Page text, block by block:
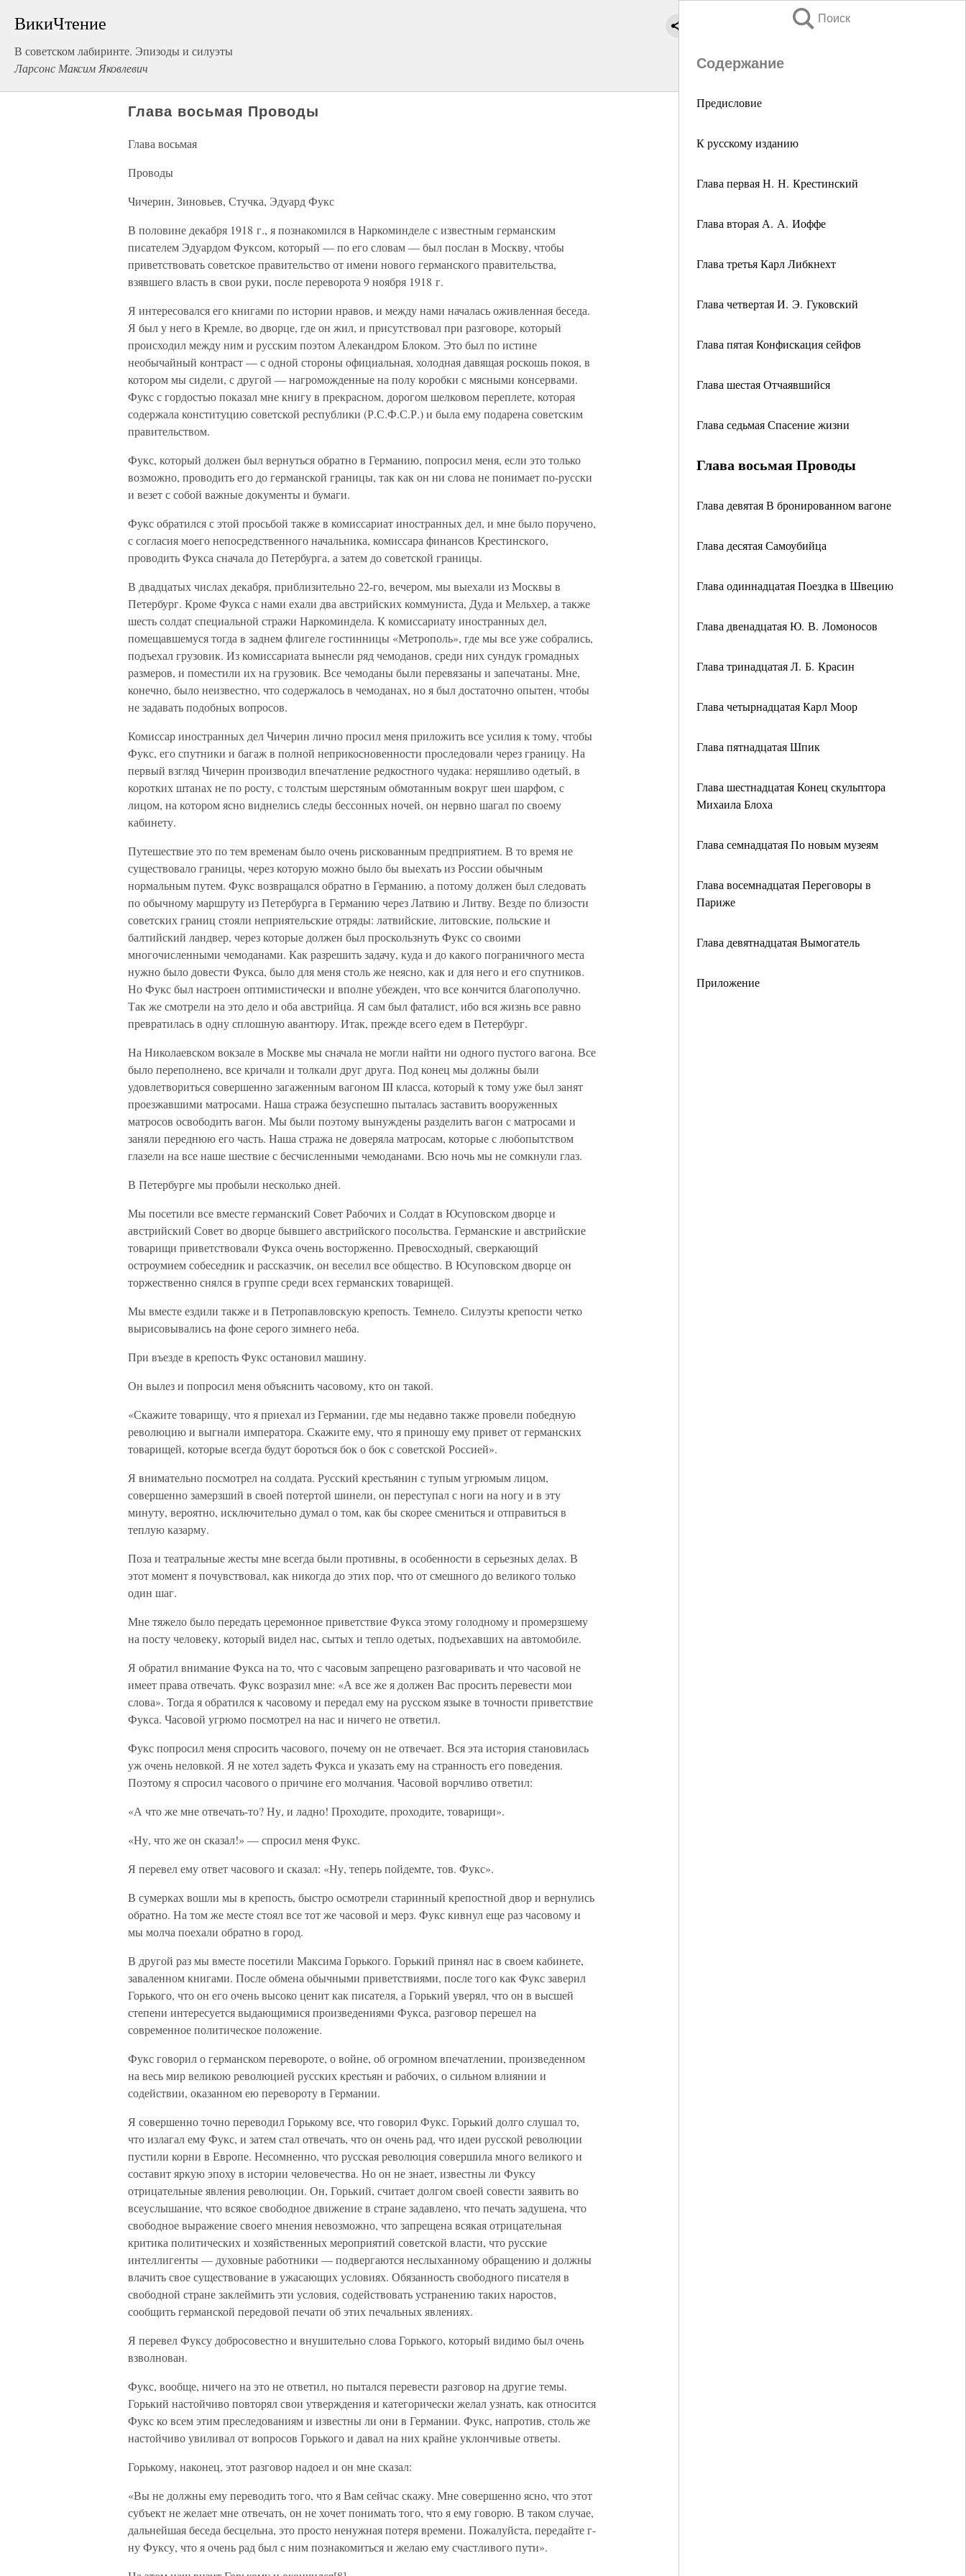
ВикиЧтение
В советском лабиринте. Эпизоды и силуэты
Ларсонс Максим Яковлевич
Поиск
Содержание
Предисловие
К русскому изданию
Глава первая Н. Н. Крестинский
Глава вторая А. А. Иоффе
Глава третья Карл Либкнехт
Глава четвертая И. Э. Гуковский
Глава пятая Конфискация сейфов
Глава шестая Отчаявшийся
Глава седьмая Спасение жизни
Глава восьмая Проводы
Глава девятая В бронированном вагоне
Глава десятая Самоубийца
Глава одиннадцатая Поездка в Швецию
Глава двенадцатая Ю. В. Ломоносов
Глава тринадцатая Л. Б. Красин
Глава четырнадцатая Карл Моор
Глава пятнадцатая Шпик
Глава шестнадцатая Конец скульптора
Михаила Блоха
Глава семнадцатая По новым музеям
Глава восемнадцатая Переговоры в
Париже
Глава девятнадцатая Вымогатель
Приложение
Глава восьмая Проводы
Глава восьмая
Проводы
Чичерин, Зиновьев, Стучка, Эдуард Фукс
В половине декабря 1918 г., я познакомился в Наркоминделе с известным германским
писателем Эдуардом Фуксом, который — по его словам — был послан в Москву, чтобы
приветствовать советское правительство от имени нового германского правительства,
взявшего власть в свои руки, после переворота 9 ноября 1918 г.
Я интересовался его книгами по истории нравов, и между нами началась оживленная беседа.
Я был у него в Кремле, во дворце, где он жил, и присутствовал при разговоре, который
происходил между ним и русским поэтом Алекандром Блоком. Это был по истине
необычайный контраст — с одной стороны официальная, холодная давящая роскошь покоя, в
котором мы сидели, с другой — нагроможденные на полу коробки с мясными консервами.
Фукс с гордостью показал мне книгу в прекрасном, дорогом шелковом переплете, которая
содержала конституцию советской республики (Р.С.Ф.С.Р.) и была ему подарена советским
правительством.
Фукс, который должен был вернуться обратно в Германию, попросил меня, если это только
возможно, проводить его до германской границы, так как он ни слова не понимает по-русски
и везет с собой важные документы и бумаги.
Фукс обратился с этой просьбой также в комиссариат иностранных дел, и мне было поручено,
с согласия моего непосредственного начальника, комиссара финансов Крестинского,
проводить Фукса сначала до Петербурга, а затем до советской границы.
В двадцатых числах декабря, приблизительно 22-го, вечером, мы выехали из Москвы в
Петербург. Кроме Фукса с нами ехали два австрийских коммуниста, Дуда и Мельхер, а также
шесть солдат специальной стражи Наркоминдела. К комиссариату иностранных дел,
помещавшемуся тогда в заднем флигеле гостинницы «Метрополь», где мы все уже собрались,
подъехал грузовик. Из комиссариата вынесли ряд чемоданов, среди них сундук громадных
размеров, и поместили их на грузовик. Все чемоданы были перевязаны и запечатаны. Мне,
конечно, было неизвестно, что содержалось в чемоданах, но я был достаточно опытен, чтобы
не задавать подобных вопросов.
Комиссар иностранных дел Чичерин лично просил меня приложить все усилия к тому, чтобы
Фукс, его спутники и багаж в полной неприкосновенности проследовали через границу. На
первый взгляд Чичерин производил впечатление редкостного чудака: неряшливо одетый, в
коротких штанах не по росту, с толстым шерстяным обмотанным вокруг шеи шарфом, с
лицом, на котором ясно виднелись следы бессонных ночей, он нервно шагал по своему
кабинету.
Путешествие это по тем временам было очень рискованным предприятием. В то время не
существовало границы, через которую можно было бы выехать из России обычным
нормальным путем. Фукс возвращался обратно в Германию, а потому должен был следовать
по обычному маршруту из Петербурга в Германию через Латвию и Литву. Везде по близости
советских границ стояли неприятельские отряды: латвийские, литовские, польские и
балтийский ландвер, через которые должен был проскользнуть Фукс со своими
многочисленными чемоданами. Как разрешить задачу, куда и до какого пограничного места
нужно было довести Фукса, было для меня столь же неясно, как и для него и его спутников.
Но Фукс был настроен оптимистически и вполне убежден, что все кончится благополучно.
Так же смотрели на это дело и оба австрийца. Я сам был фаталист, ибо вся жизнь все равно
превратилась в одну сплошную авантюру. Итак, прежде всего едем в Петербург.
На Николаевском вокзале в Москве мы сначала не могли найти ни одного пустого вагона. Все
было переполнено, все кричали и толкали друг друга. Под конец мы должны были
удовлетвориться совершенно загаженным вагоном III класса, который к тому уже был занят
проезжавшими матросами. Наша стража безуспешно пыталась заставить вооруженных
матросов освободить вагон. Мы были поэтому вынуждены разделить вагон с матросами и
заняли переднюю его часть. Наша стража не доверяла матросам, которые с любопытством
глазели на все наше шествие с бесчисленными чемоданами. Всю ночь мы не сомкнули глаз.
В Петербурге мы пробыли несколько дней.
Мы посетили все вместе германский Совет Рабочих и Солдат в Юсуповском дворце и
австрийский Совет во дворце бывшего австрийского посольства. Германские и австрийские
товарищи приветствовали Фукса очень восторженно. Превосходный, сверкающий
остроумием собеседник и рассказчик, он веселил все общество. В Юсуповском дворце он
торжественно снялся в группе среди всех германских товарищей.
Мы вместе ездили также и в Петропавловскую крепость. Темнело. Силуэты крепости четко
вырисовывались на фоне серого зимнего неба.
При въезде в крепость Фукс остановил машину.
Он вылез и попросил меня объяснить часовому, кто он такой.
«Скажите товарищу, что я приехал из Германии, где мы недавно также провели победную
революцию и выгнали императора. Скажите ему, что я приношу ему привет от германских
товарищей, которые всегда будут бороться бок о бок с советской Россией».
Я внимательно посмотрел на солдата. Русский крестьянин с тупым угрюмым лицом,
совершенно замерзший в своей потертой шинели, он переступал с ноги на ногу и в эту
минуту, вероятно, исключительно думал о том, как бы скорее смениться и отправиться в
теплую казарму.
Поза и театральные жесты мне всегда были противны, в особенности в серьезных делах. В
этот момент я почувствовал, как никогда до этих пор, что от смешного до великого только
один шаг.
Мне тяжело было передать церемонное приветствие Фукса этому голодному и промерзшему
на посту человеку, который видел нас, сытых и тепло одетых, подъехавших на автомобиле.
Я обратил внимание Фукса на то, что с часовым запрещено разговаривать и что часовой не
имеет права отвечать. Фукс возразил мне: «А все же я должен Вас просить перевести мои
слова». Тогда я обратился к часовому и передал ему на русском языке в точности приветствие
Фукса. Часовой угрюмо посмотрел на нас и ничего не ответил.
Фукс попросил меня спросить часового, почему он не отвечает. Вся эта история становилась
уж очень неловкой. Я не хотел задеть Фукса и указать ему на странность его поведения.
Поэтому я спросил часового о причине его молчания. Часовой ворчливо ответил:
«А что же мне отвечать-то? Ну, и ладно! Проходите, проходите, товарищи».
«Ну, что же он сказал!» — спросил меня Фукс.
Я перевел ему ответ часового и сказал: «Ну, теперь пойдемте, тов. Фукс».
В сумерках вошли мы в крепость, быстро осмотрели старинный крепостной двор и вернулись
обратно. На том же месте стоял все тот же часовой и мерз. Фукс кивнул еще раз часовому и
мы молча поехали обратно в город.
В другой раз мы вместе посетили Максима Горького. Горький принял нас в своем кабинете,
заваленном книгами. После обмена обычными приветствиями, после того как Фукс заверил
Горького, что он его очень высоко ценит как писателя, а Горький уверял, что он в высшей
степени интересуется выдающимися произведениями Фукса, разговор перешел на
современное политическое положение.
Фукс говорил о германском перевороте, о войне, об огромном впечатлении, произведенном
на весь мир великою революцией русских крестьян и рабочих, о сильном влиянии и
содействии, оказанном ею перевороту в Германии.
Я совершенно точно переводил Горькому все, что говорил Фукс. Горький долго слушал то,
что излагал ему Фукс, и затем стал отвечать, что он очень рад, что идеи русской революции
пустили корни в Европе. Несомненно, что русская революция совершила много великого и
составит яркую эпоху в истории человечества. Но он не знает, известны ли Фуксу
отрицательные явления революции. Он, Горький, считает долгом своей совести заявить во
всеуслышание, что всякое свободное движение в стране задавлено, что печать задушена, что
свободное выражение своего мнения невозможно, что запрещена всякая отрицательная
критика политических и хозяйственных мероприятий советской власти, что русские
интеллигенты — духовные работники — подвергаются неслыханному обращению и должны
влачить свое существование в ужасающих условиях. Обязанность свободного писателя в
свободной стране заклеймить эти условия, содействовать устранению таких наростов,
сообщить германской передовой печати об этих печальных явлениях.
Я перевел Фуксу добросовестно и внушительно слова Горького, который видимо был очень
взволнован.
Фукс, вообще, ничего на это не ответил, но пытался перевести разговор на другие темы.
Горький настойчиво повторял свои утверждения и категорически желал узнать, как относится
Фукс ко всем этим преследованиям и известны ли они в Германии. Фукс, напротив, столь же
настойчиво увиливал от вопросов Горького и давал на них крайне уклончивые ответы.
Горькому, наконец, этот разговор надоел и он мне сказал:
«Вы не должны ему переводить того, что я Вам сейчас скажу. Мне совершенно ясно, что этот
субъект не желает мне отвечать, он не хочет понимать того, что я ему говорю. В таком случае,
дальнейшая беседа бесцельна, это просто ненужная потеря времени. Пожалуйста, передайте г-
ну Фуксу, что я очень рад был с ним познакомиться и желаю ему счастливого пути».